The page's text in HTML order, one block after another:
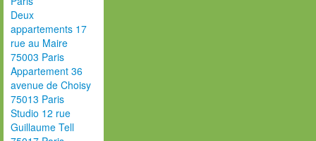
Deux
appartements 17
rue au Maire
75003 Paris
Appartement 36
avenue de Choisy
75013 Paris
Studio 12 rue
Guillaume Tell